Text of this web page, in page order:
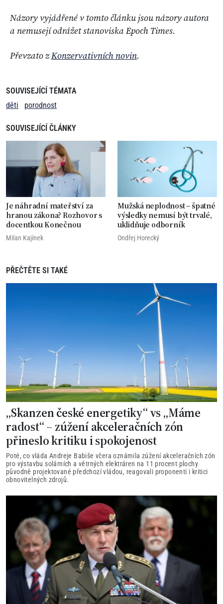
Názory vyjádřené v tomto článku jsou názory autora
a nemusejí odrážet stanoviska Epoch Times.
Převzato zKonzervativních novin.
SOUVISEJÍCÍ TÉMATA
děti
porodnost
SOUVISEJÍCÍ ČLÁNKY
Je náhradní mateřství za
hranou zákona? Rozhovor s
docentkou Konečnou
Milan Kajínek
Mužská neplodnost – špatné
výsledky nemusí být trvalé,
uklidňuje odborník
Ondřej Horecký
PŘEČTĚTE SI TAKÉ
„Skanzen české energetiky“ vs „Máme
radost“ – zúžení akceleračních zón
přineslo kritiku i spokojenost
Poté, co vláda Andreje Babiše včera oznámila zúžení akceleračních zón
pro výstavbu solárních a větrných elektráren na 11 procent plochy
původně projektované předchozí vládou, reagovali proponenti i kritici
obnovitelných zdrojů.